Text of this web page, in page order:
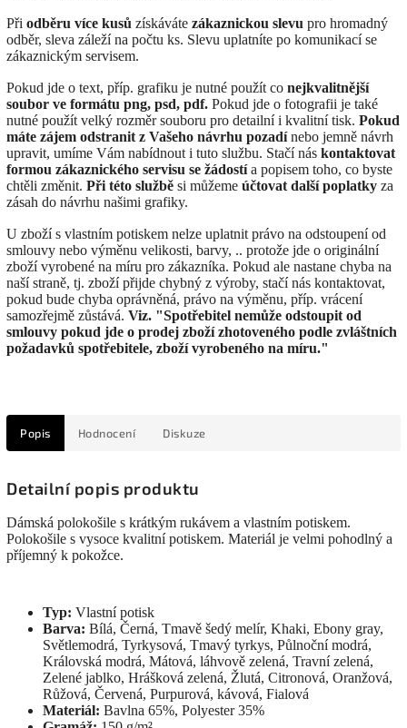
Při odběru více kusů získáváte zákaznickou slevu pro hromadný
odběr, sleva záleží na počtu ks. Slevu uplatníte po komunikací se
zákaznickým servisem.
Pokud jde o text, příp. grafiku je nutné použít co nejkvalitnější
soubor ve formátu png, psd, pdf. Pokud jde o fotografii je také
nutné použít velký rozměr souboru pro detailní i kvalitní tisk. Pokud
máte zájem odstranit z Vašeho návrhu pozadínebo jemně návrh
upravit, umíme Vám nabídnout i tuto službu. Stačí nás kontaktovat
formou zákaznického servisu se žádostía popisem toho, co byste
chtěli změnit. Při této službě si můžeme účtovat další poplatky za
zásah do návrhu našimi grafiky.
U zboží s vlastním potiskem nelze uplatnit právo na odstoupení od
smlouvy nebo výměnu velikosti, barvy, .. protože jde o originální
zboží vyrobené na míru pro zákazníka. Pokud ale nastane chyba na
naší straně, tj. zboží přijde chybný z výroby, stačí nás kontaktovat,
pokud bude chyba oprávněná, právo na výměnu, příp. vrácení
samozřejmě zůstává. Viz. "Spotřebitel nemůže odstoupit od
smlouvy pokud jde o prodej zboží zhotoveného podle zvláštních
požadavků spotřebitele, zboží vyrobeného na míru."
Popis Hodnocení Diskuze
Detailní popis produktu
Dámská polokošile s krátkým rukávem a vlastním potiskem.
Polokošile s vysoce kvalitní potiskem. Materiál je velmi pohodlný a
příjemný k pokožce.
Typ: Vlastní potisk
Barva: Bílá, Černá, Tmavě šedý melír, Khaki, Ebony gray,
Světlemodrá, Tyrkysová, Tmavý tyrkys, Půlnoční modrá,
Královská modrá, Mátová, láhvově zelená, Travní zelená,
Zelené jablko, Hrášková zelená, Žlutá, Citronová, Oranžová,
Růžová, Červená, Purpurová, kávová, Fialová
Materiál: Bavlna 65%, Polyester 35%